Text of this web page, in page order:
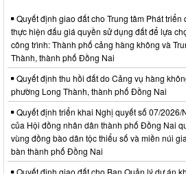
Quyết định giao đất cho Trung tâm Phát
thực hiện đấu giá quyền sử dụng đất để lựa
công trình: Thành phố cảng hàng không và
Thành, thành phố Đồng Nai
Quyết định thu hồi đất do Cảng vụ hàng
phường Long Thành, thành phố Đồng Nai
Quyết định triển khai Nghị quyết số 07/
của Hội đồng nhân dân thành phố Đồng Nai
vùng đồng bào dân tộc thiểu số và miền núi
bàn thành phố Đồng Nai
Quyết định giao đất cho Ban Quản lý dự án